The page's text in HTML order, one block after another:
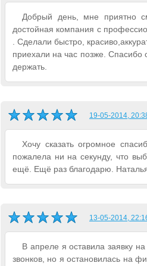
Добрый день, мне приятно
достойная компания с
. Сделали быстро,
приехали на час позже. Спасибо
держать.
19-05-2014,
Хочу сказать огромное
пожалела ни на секунду, что
ещё. Ещё раз благодарю.
13-05-2014,
В апреле я оставила заявку
звонков, но я остановилась на